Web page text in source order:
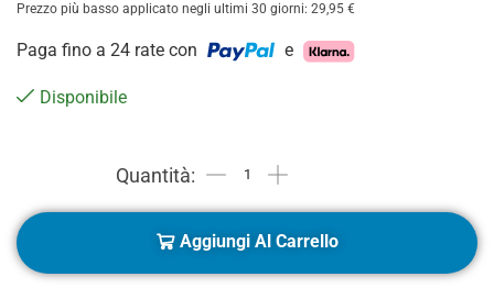
Prezzo più basso applicato negli ultimi 30 giorni: 29,95 €
Paga fino a 24 rate con e
Disponibile
Aggiungi Al Carrello